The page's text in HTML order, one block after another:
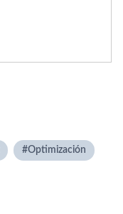
Optimización